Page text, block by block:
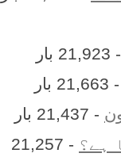
- 21,923 بار
- 21,663 بار
- 21,437 بار
ہے؟
- 21,257